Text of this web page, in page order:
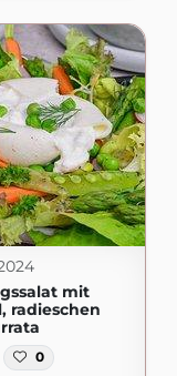
mit
radieschen
0